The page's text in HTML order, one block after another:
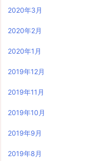
2020年3月
2020年2月
2020年1月
2019年12月
2019年11月
2019年10月
2019年9月
2019年8月